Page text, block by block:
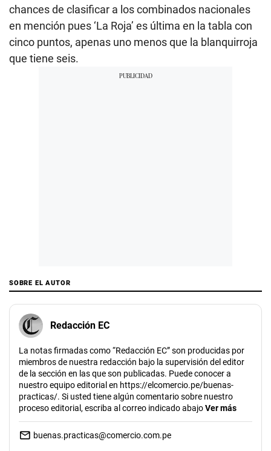
chances de clasificar a los combinados nacionales
en mención pues ‘La Roja’ es última en la tabla con
cinco puntos, apenas uno menos que la blanquirroja
que tiene seis.
SOBRE EL AUTOR
Redacción EC
La notas firmadas como “Redacción EC” son producidas por
miembros de nuestra redacción bajo la supervisión del editor
de la sección en las que son publicadas. Puede conocer a
nuestro equipo editorial en https://elcomercio.pe/buenas-
practicas/. Si usted tiene algún comentario sobre nuestro
proceso editorial, escriba al correo indicado abajoVer más
buenas.practicas@comercio.com.pe